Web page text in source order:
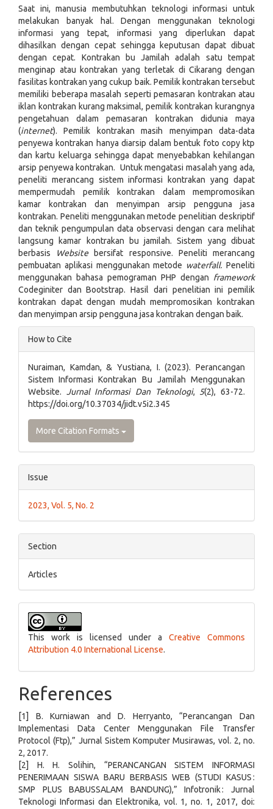
Saat ini, manusia membutuhkan teknologi informasi untuk
melakukan banyak hal. Dengan menggunakan teknologi
informasi yang tepat, informasi yang diperlukan dapat
dihasilkan dengan cepat sehingga keputusan dapat dibuat
dengan cepat. Kontrakan bu Jamilah adalah satu tempat
menginap atau kontrakan yang terletak di Cikarang dengan
fasilitas kontrakan yang cukup baik. Pemilik kontrakan tersebut
memiliki beberapa masalah seperti pemasaran kontrakan atau
iklan kontrakan kurang maksimal, pemilik kontrakan kurangnya
pengetahuan dalam pemasaran kontrakan didunia maya
(internet). Pemilik kontrakan masih menyimpan data-data
penyewa kontrakan hanya diarsip dalam bentuk foto copy ktp
dan kartu keluarga sehingga dapat menyebabkan kehilangan
arsip penyewa kontrakan. Untuk mengatasi masalah yang ada,
peneliti merancang sistem informasi kontrakan yang dapat
mempermudah pemilik kontrakan dalam mempromosikan
kamar kontrakan dan menyimpan arsip pengguna jasa
kontrakan. Peneliti menggunakan metode penelitian deskriptif
dan teknik pengumpulan data observasi dengan cara melihat
langsung kamar kontrakan bu jamilah. Sistem yang dibuat
berbasis
Websitebersifat responsive. Peneliti merancang
pembuatan aplikasi menggunakan metode waterfall. Peneliti
menggunakan bahasa pemograman PHP dengan framework
Codeginiter dan Bootstrap. Hasil dari penelitian ini pemilik
kontrakan dapat dengan mudah mempromosikan kontrakan
dan menyimpan arsip pengguna jasa kontrakan dengan baik.
Article
Details
How to Cite
Nuraiman, Kamdan, & Yustiana, I. (2023). Perancangan
Sistem Informasi Kontrakan Bu Jamilah Menggunakan
Website. Jurnal Informasi Dan Teknologi, 5(2), 63-72.
https://doi.org/10.37034/jidt.v5i2.345
More Citation Formats
Issue
2023, Vol. 5, No. 2
Section
Articles
This work is licensed under a Creative Commons
Attribution 4.0 International License.
References
[1] B. Kurniawan and D. Herryanto, “Perancangan Dan
Implementasi Data Center Menggunakan File Transfer
Protocol (Ftp),” Jurnal Sistem Komputer Musirawas, vol. 2, no.
2, 2017.
[2] H. H. Solihin, “PERANCANGAN SISTEM INFORMASI
PENERIMAAN SISWA BARU BERBASIS WEB (STUDI KASUS :
SMP PLUS BABUSSALAM BANDUNG),” Infotronik : Jurnal
Teknologi Informasi dan Elektronika, vol. 1, no. 1, 2017, doi: